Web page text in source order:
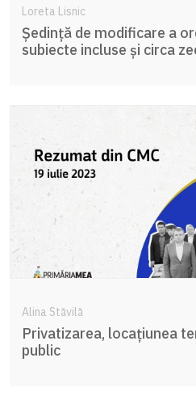
Loreta Lisnic
Ședință de modificare a
subiecte incluse și circa
Alina Stăvilă
Privatizarea, locațiunea
public